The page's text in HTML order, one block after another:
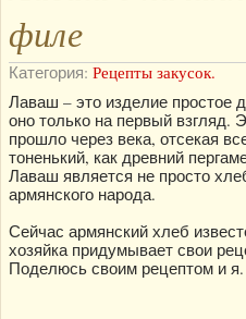
филе
Категория: Рецепты закусок.
Лаваш – это изделие простое
оно только на первый взгляд.
прошло через века, отсекая
тоненький, как древний
Лаваш является не просто
армянского народа.
Сейчас армянский хлеб
хозяйка придумывает свои
Поделюсь своим рецептом и я.